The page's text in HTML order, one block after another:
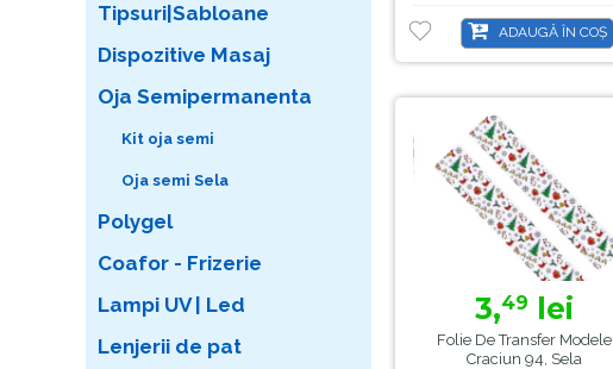
ADAUGĂ ÎN COȘ
3,49 lei
Folie De Transfer Modele
Craciun 94, Sela
Tipsuri|Sabloane
Dispozitive Masaj
Oja Semipermanenta
Kit oja semi
Oja semi Sela
Polygel
Coafor - Frizerie
Lampi UV | Led
Lenjerii de pat